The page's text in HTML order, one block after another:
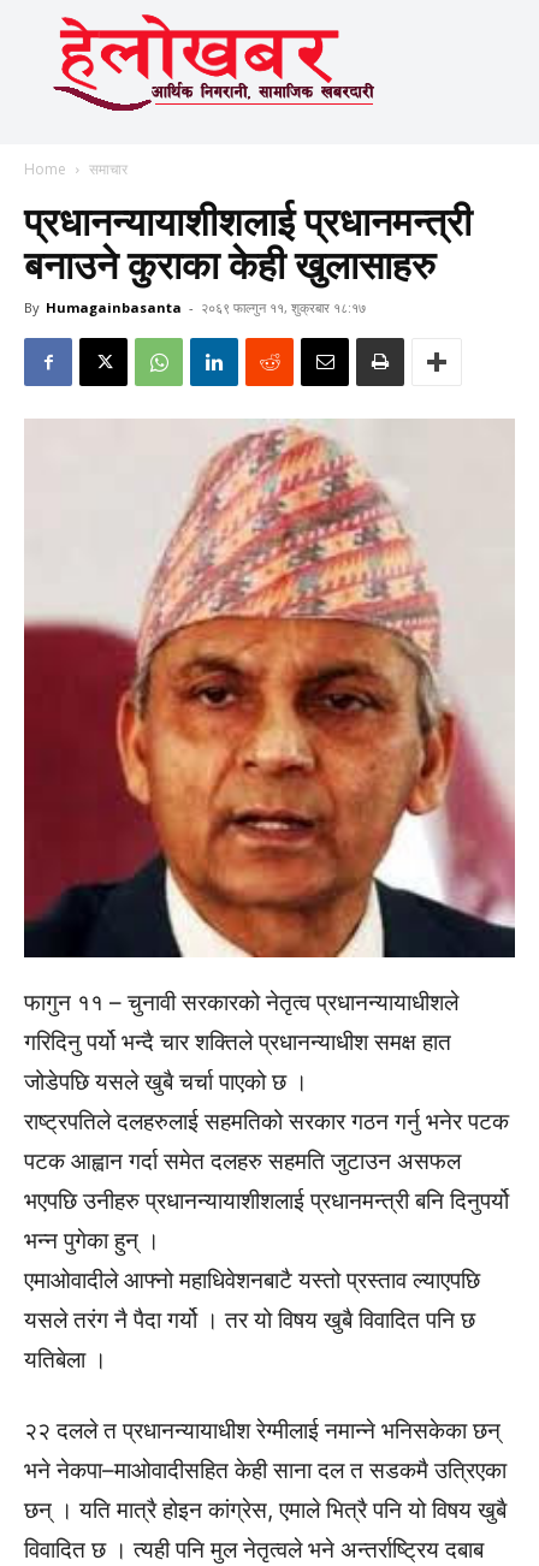
Home समाचार
प्रधानन्यायाशीशलाई प्रधानमन्त्री
बनाउने कुराका केही खुलासाहरु
By Humagainbasanta - २०६९ फाल्गुन ११, शुक्रबार १८:१७
फागुन ११ – चुनावी सरकारको नेतृत्व प्रधानन्यायाधीशले
गरिदिनु पर्यो भन्दै चार शक्तिले प्रधानन्याधीश समक्ष हात
जोडेपछि यसले खुबै चर्चा पाएको छ ।
राष्ट्रपतिले दलहरुलाई सहमतिको सरकार गठन गर्नु भनेर पटक
पटक आह्वान गर्दा समेत दलहरु सहमति जुटाउन असफल
भएपछि उनीहरु प्रधानन्यायाशीशलाई प्रधानमन्त्री बनि दिनुपर्यो
भन्न पुगेका हुन् ।
एमाओवादीले आफ्नो महाधिवेशनबाटै यस्तो प्रस्ताव ल्याएपछि
यसले तरंग नै पैदा गर्यो । तर यो विषय खुबै विवादित पनि छ
यतिबेला ।
२२ दलले त प्रधानन्यायाधीश रेग्मीलाई नमान्ने भनिसकेका छन्
भने नेकपा–माओवादीसहित केही साना दल त सडकमै उत्रिएका
छन् । यति मात्रै होइन कांग्रेस, एमाले भित्रै पनि यो विषय खुबै
विवादित छ । त्यही पनि मुल नेतृत्वले भने अन्तर्राष्ट्रिय दबाब